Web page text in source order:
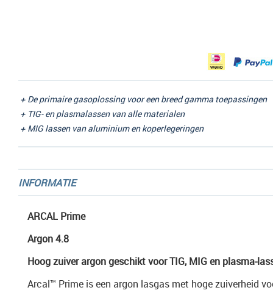
De primaire gasoplossing voor een breed gamma toepassingen
TIG- en plasmalassen van alle materialen
MIG lassen van aluminium en koperlegeringen
de
afbeeldingen-
gallerij
INFORMATIE
ARCAL Prime
Argon 4.8
Hoog zuiver argon geschikt voor TIG, MIG en plasma-
Arcal™ Prime is een argon lasgas met hoge zuiverheid